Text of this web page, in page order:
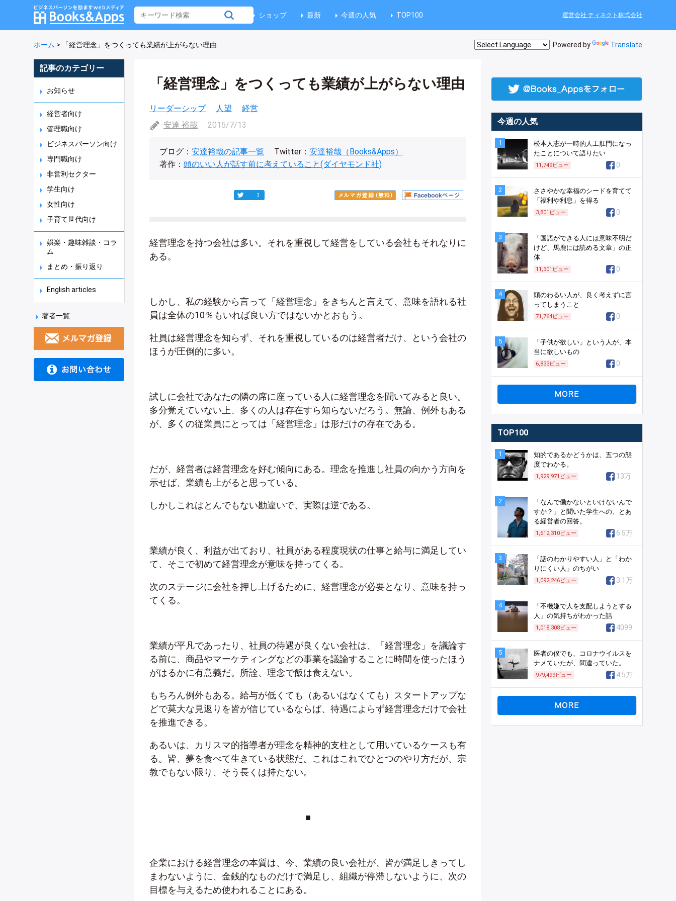
ショップ 最新 今週の人気 TOP100 運営会社 ティネクト株式会社
ホーム > 「経営理念」をつくっても業績が上がらない理由 Powered by Translate
記事のカテゴリー
お知らせ
経営者向け
管理職向け
ビジネスパーソン向け
専門職向け
非営利セクター
学生向け
女性向け
子育て世代向け
娯楽・趣味雑談・コラ
ム
まとめ・振り返り
English articles
著者一覧
「経営理念」をつくっても業績が上がらない理由
リーダーシップ 人望
経営
安達 裕哉
2015/7/13
ブログ： 安達裕哉の記事一覧 Twitter： 安達裕哉（Books&Apps）
著作： 頭のいい人が話す前に考えていること(ダイヤモンド社)
3
経営理念を持つ会社は多い。それを重視して経営をしている会社もそれなりに
ある。
しかし、私の経験から言って「経営理念」をきちんと言えて、意味を語れる社
員は全体の10％もいれば良い方ではないかとおもう。
社員は経営理念を知らず、それを重視しているのは経営者だけ、という会社の
ほうが圧倒的に多い。
試しに会社であなたの隣の席に座っている人に経営理念を聞いてみると良い。
多分覚えていない上、多くの人は存在すら知らないだろう。無論、例外もある
が、多くの従業員にとっては「経営理念」は形だけの存在である。
だが、経営者は経営理念を好む傾向にある。理念を推進し社員の向かう方向を
示せば、業績も上がると思っている。
しかしこれはとんでもない勘違いで、実際は逆である。
業績が良く、利益が出ており、社員がある程度現状の仕事と給与に満足してい
て、そこで初めて経営理念が意味を持ってくる。
次のステージに会社を押し上げるために、経営理念が必要となり、意味を持っ
てくる。
業績が平凡であったり、社員の待遇が良くない会社は、「経営理念」を議論す
る前に、商品やマーケティングなどの事業を議論することに時間を使ったほう
がはるかに有意義だ。所詮、理念で飯は食えない。
もちろん例外もある。給与が低くても（あるいはなくても）スタートアップな
どで莫大な見返りを皆が信じているならば、待遇によらず経営理念だけで会社
を推進できる。
あるいは、カリスマ的指導者が理念を精神的支柱として用いているケースも有
る。皆、夢を食べて生きている状態だ。これはこれでひとつのやり方だが、宗
教でもない限り、そう長くは持たない。
■
企業における経営理念の本質は、今、業績の良い会社が、皆が満足しきってし
まわないように、金銭的なものだけで満足し、組織が停滞しないように、次の
目標を与えるため使われることにある。
今週の人気
1
松本人志が一時的人工肛門になっ
たことについて語りたい
11,749ビュー 0
2
ささやかな幸福のシードを育てて
「福利や利息」を得る
3,801 ビュー 0
3
「国語ができる人には意味不明だ
けど、馬鹿には読める文章」の正
体
11,301 ビュー 0
4
頭のわるい人が、良く考えずに言
ってしまうこと
71,764ビュー 0
5
「子供が欲しい」という人が、本
当に欲しいもの
6,833ビュー 0
TOP100
1
知的であるかどうかは、五つの態
度でわかる。
1,929,971 ビュー 13万
2
「なんで働かないといけないんで
すか？」と聞いた学生への、とあ
る経営者の回答。
1,612,310ビュー 6.5万
3
「話のわかりやすい人」と「わか
りにくい人」のちがい
1,092,246ビュー 3.1万
4
「不機嫌で人を支配しようとする
人」の気持ちがわかった話
1,018,308ビュー 4099
5
医者の僕でも、コロナウイルスを
ナメていたが、間違っていた。
979,499ビュー 4.5万